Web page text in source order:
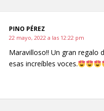
PINO PÉREZ
22 mayo, 2022 a las 12:22 pm
Maravilloso!! Un gran regalo
esas increíbles voces.